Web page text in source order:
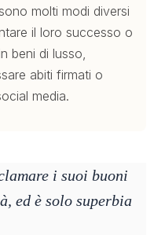
molti modi diversi
il loro successo o
beni di lusso,
abiti firmati o
media.
i suoi buoni
ed è solo superbia